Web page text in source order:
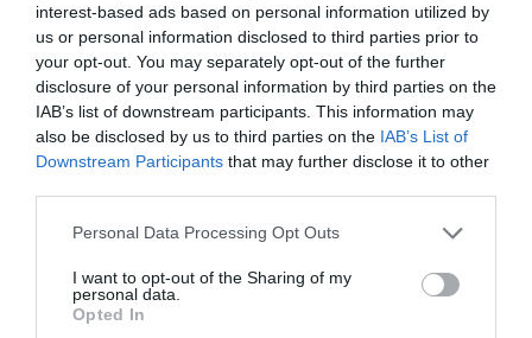
interest-based ads based on personal information utilized by
us or personal information disclosed to third parties prior to
your opt-out. You may separately opt-out of the further
disclosure of your personal information by third parties on the
IAB’s list of downstream participants. This information may
also be disclosed by us to third parties on the IAB’s List of
Downstream Participants that may further disclose it to other
Please note that this website/app uses one or more Google
not limited to your visit or usage behaviour. You may click to
grant or deny consent to Google and its third-party tags to
use your data for below specified purposes in below Google
Personal Data Processing Opt Outs
I want to opt-out of the Sharing of my
personal data.
Opted In
Naponta 4 féle menüvel várjuk éhes
Vendégeinket
Amennyiben ez a néhány információ
felkeltette az érdeklődését, kérjük
látogasson el hozzánk, és engedje meg,
hogy szakácsaink ízletes főztje
elbűvölje Önt és Barátait, Családját.
Probléma jelentése Te vagy a tulajdonos?